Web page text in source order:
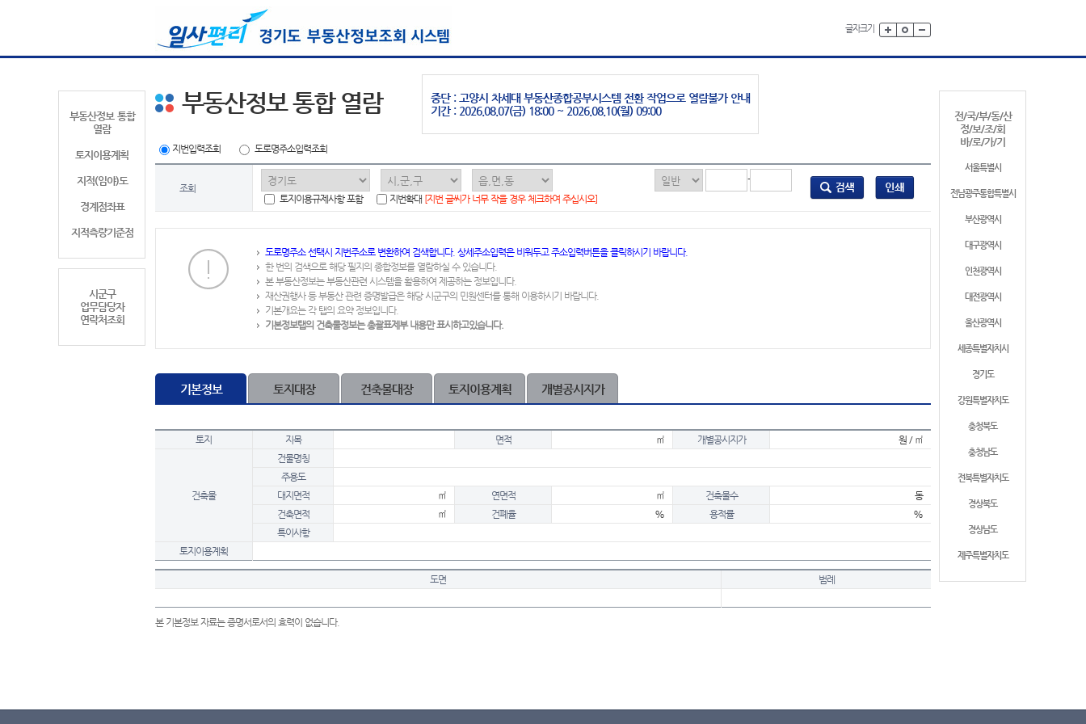
글자크기
부동산정보 통합
열람
토지이용계획
지적(임야)도
경계점좌표
지적측량기준점
시군구
업무담당자
연락처조회
전/국/부/동/산
정/보/조/회
바/로/가/기
서울특별시
전남광주통합특별시
부산광역시
대구광역시
인천광역시
대전광역시
울산광역시
세종특별자치시
경기도
강원특별자치도
충청북도
충청남도
전북특별자치도
경상북도
경상남도
제주특별자치도
중단 : 고양시 차세대 부동산종합공부시스템 전환 작업으로 열람불가 안내
기간 : 2026.08.07(금) 18:00 ~ 2026.08.10(월) 09:00
부동산정보 통합 열람
지번입력조회 도로명주소입력조회
조회
-
토지이용규제사항 포함
지번확대 [지번 글씨가 너무 작을 경우 체크하여 주십시오]
도로명주소 선택시 지번주소로 변환하여 검색합니다. 상세주소입력은 비워두고 주소입력버튼을 클릭하시기 바랍니다.
한 번의 검색으로 해당 필지의 종합정보를 열람하실 수 있습니다.
본 부동산정보는 부동산관련 시스템을 활용하여 제공하는 정보입니다.
재산권행사 등 부동산 관련 증명발급은 해당 시군구의 민원센터를 통해 이용하시기 바랍니다.
기본개요는 각 탭의 요약 정보입니다.
기본정보탭의 건축물정보는 총괄표제부 내용만 표시하고있습니다.
기본정보 토지대장 건축물대장 토지이용계획 개별공시지가
토지 지목 면적 ㎡ 개별공시지가 원 / ㎡
건축물
건물명칭
주용도
대지면적
㎡ 연면적 ㎡ 건축물수
동
건축면적
㎡ 건폐율 % 용적률
%
특이사항
토지이용계획
도면 범례
본 기본정보 자료는 증명서로서의 효력이 없습니다.